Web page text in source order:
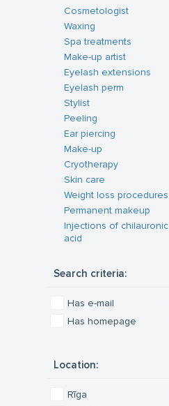
Cosmetologist
Waxing
Spa treatments
Make-up artist
Eyelash extensions
Eyelash perm
Stylist
Peeling
Ear piercing
Make-up
Cryotherapy
Skin care
Weight loss procedures
Permanent makeup
Injections of chilauronic
acid
Search criteria:
Has e-mail
Has homepage
Location:
Rīga